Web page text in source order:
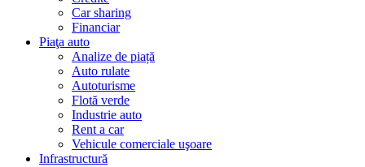
Car sharing
Financiar
Piaţa auto
Analize de piață
Auto rulate
Autoturisme
Flotă verde
Industrie auto
Rent a car
Vehicule comerciale uşoare
Infrastructură